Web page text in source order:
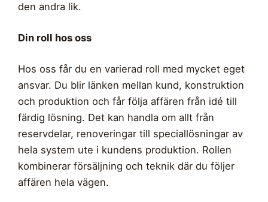
den andra lik.
Din roll hos oss
Hos oss får du en varierad roll med mycket eget
ansvar. Du blir länken mellan kund, konstruktion
och produktion och får följa affären från idé till
färdig lösning. Det kan handla om allt från
reservdelar, renoveringar till speciallösningar av
hela system ute i kundens produktion. Rollen
kombinerar försäljning och teknik där du följer
affären hela vägen.